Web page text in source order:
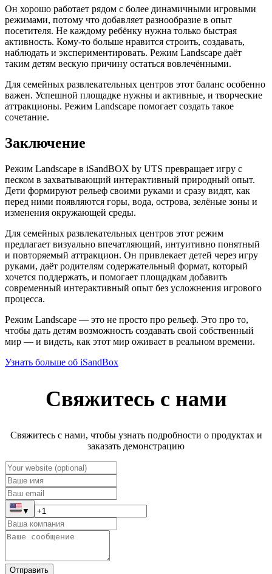
Он хорошо работает рядом с более динамичными игровыми
режимами, потому что добавляет разнообразие в опыт
посетителя. Не каждому ребёнку нужна только быстрая
активность. Кому-то больше нравится строить, создавать,
наблюдать и экспериментировать. Режим Landscape даёт
таким детям вескую причину остаться вовлечёнными.
Для семейных развлекательных центров этот баланс особенно
важен. Успешной площадке нужны и активные, и творческие
аттракционы. Режим Landscape помогает создать такое
сочетание.
Заключение
Режим Landscape в iSandBOX by UTS превращает игру с
песком в захватывающий интерактивный природный опыт.
Дети формируют рельеф своими руками и сразу видят, как
перед ними появляются горы, вода, острова, зелёные зоны и
изменения окружающей среды.
Для семейных развлекательных центров этот режим
предлагает визуально впечатляющий, интуитивно понятный
и повторяемый аттракцион. Он привлекает детей через игру
руками, даёт родителям содержательный формат, который
хочется поддержать, и помогает площадкам добавить
современный интерактивный опыт без усложнения игрового
процесса.
Режим Landscape — это не просто про рельеф. Это про то,
чтобы дать детям возможность создавать свой собственный
мир — и видеть, как этот мир оживает в реальном времени.
Узнать больше об iSandBox
Свяжитесь с нами
Свяжитесь с нами, чтобы узнать подробности о продуктах и
заказать демонстрацию
▼
Отправить